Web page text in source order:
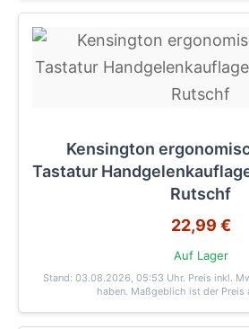
Kensington
Tastatur
Rutschf
22,99 €
Auf Lager
Stand: 03.08.2026, 05:53 Uhr. Preis inkl.
haben. Maßgeblich ist der Preis